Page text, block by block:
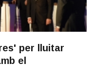
per lluitar
el